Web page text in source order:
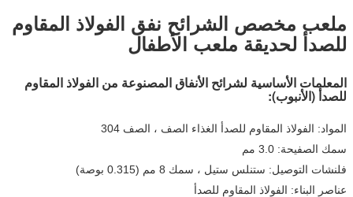
ملعب مخصص الشرائح نفق الفولاذ المقاوم
للصدأ لحديقة ملعب الأطفال
المعلمات الأساسية لشرائح الأنفاق المصنوعة من الفولاذ المقاوم
للصدأ (الأنبوب):
المواد: الفولاذ المقاوم للصدأ الغذاء الصف ، الصف 304
سمك الصفيحة: 3.0 مم
فلنشات التوصيل: ستنلس ستيل ، سمك 8 مم (0.315 بوصة)
عناصر البناء: الفولاذ المقاوم للصدأ